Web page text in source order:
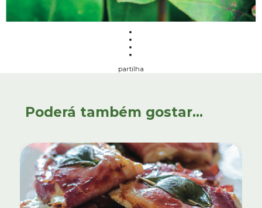
partilha
Poderá também gostar...